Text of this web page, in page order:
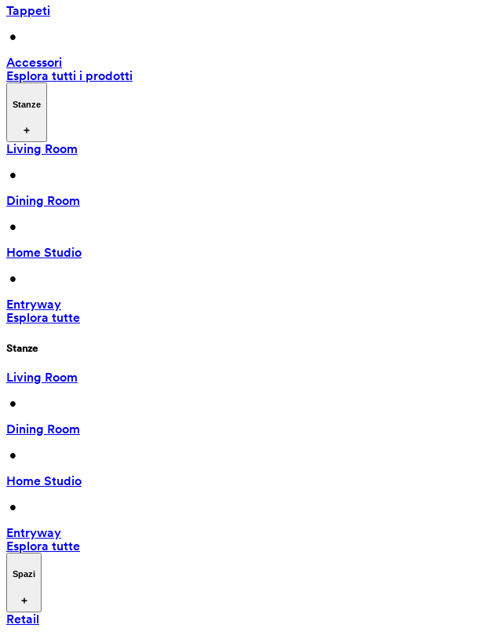
Tappeti
•
Accessori
Esplora tutti i prodotti
Stanze
Living Room
•
Dining Room
•
Home Studio
•
Entryway
Esplora tutte
Stanze
Living Room
•
Dining Room
•
Home Studio
•
Entryway
Esplora tutte
Spazi
Retail